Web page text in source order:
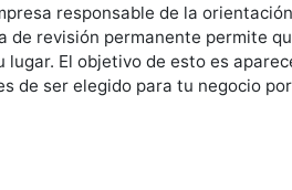
responsable de la
revisión permanente permite
El objetivo de esto es
de ser elegido para tu negocio